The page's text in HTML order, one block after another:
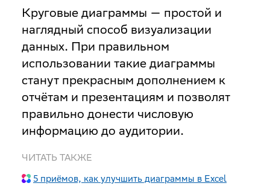
Круговые диаграммы — простой и
наглядный способ визуализации
данных. При правильном
использовании такие диаграммы
станут прекрасным дополнением к
отчётам и презентациям и позволят
правильно донести числовую
информацию до аудитории.
ЧИТАТЬ ТАКЖЕ
5 приёмов, как улучшить диаграммы в Excel